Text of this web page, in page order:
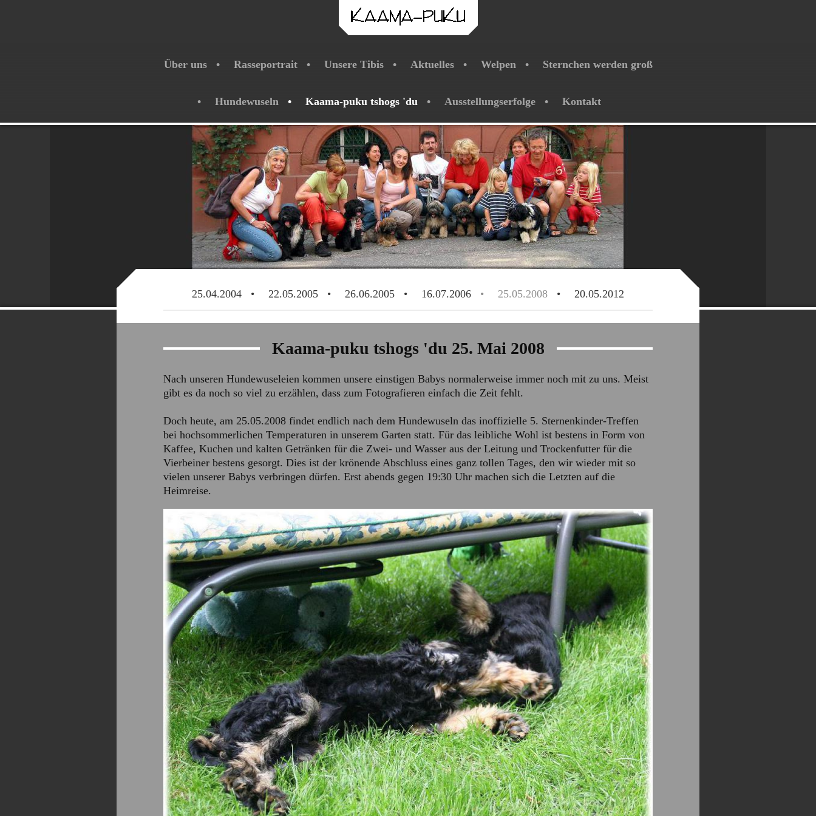
Über uns Rasseportrait Unsere Tibis Aktuelles Welpen Sternchen werden groß
Hundewuseln Kaama-puku tshogs 'du Ausstellungserfolge Kontakt
25.04.2004 22.05.2005 26.06.2005 16.07.2006 25.05.2008 20.05.2012
Kaama-puku tshogs 'du 25. Mai 2008
Nach unseren Hundewuseleien kommen unsere einstigen Babys normalerweise immer noch mit zu uns. Meist
gibt es da noch so viel zu erzählen, dass zum Fotografieren einfach die Zeit fehlt.
Doch heute, am 25.05.2008 findet endlich nach dem Hundewuseln das inoffizielle 5. Sternenkinder-Treffen
bei hochsommerlichen Temperaturen in unserem Garten statt. Für das leibliche Wohl ist bestens in Form von
Kaffee, Kuchen und kalten Getränken für die Zwei- und Wasser aus der Leitung und Trockenfutter für die
Vierbeiner bestens gesorgt. Dies ist der krönende Abschluss eines ganz tollen Tages, den wir wieder mit so
vielen unserer Babys verbringen dürfen. Erst abends gegen 19:30 Uhr machen sich die Letzten auf die
Heimreise.